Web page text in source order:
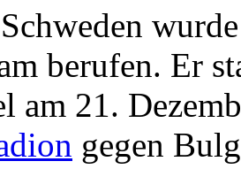
berufen. Er
am 21.
gegen